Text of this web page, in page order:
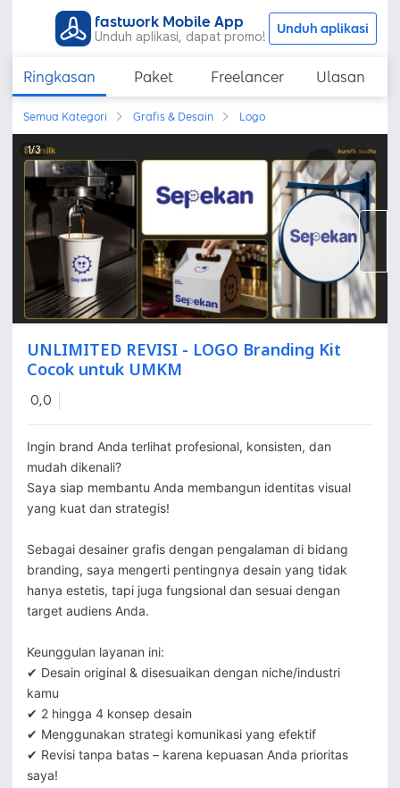
fastwork Mobile App
Unduh aplikasi, dapat promo! Unduh aplikasi
Ringkasan Paket Freelancer Ulasan
Semua Kategori Grafis & Desain Logo
1/3
UNLIMITED REVISI - LOGO Branding Kit
Cocok untuk UMKM
0,0
Ingin brand Anda terlihat profesional, konsisten, dan
mudah dikenali?
Saya siap membantu Anda membangun identitas visual
yang kuat dan strategis!
Sebagai desainer grafis dengan pengalaman di bidang
branding, saya mengerti pentingnya desain yang tidak
hanya estetis, tapi juga fungsional dan sesuai dengan
target audiens Anda.
Keunggulan layanan ini:
✔ Desain original & disesuaikan dengan niche/industri
kamu
✔ 2 hingga 4 konsep desain
✔ Menggunakan strategi komunikasi yang efektif
✔ Revisi tanpa batas – karena kepuasan Anda prioritas
saya!